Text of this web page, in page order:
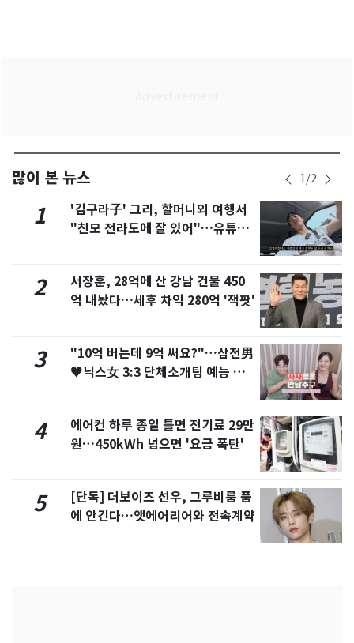
많이 본 뉴스 1/2
1
'김구라子' 그리, 할머니외 여행서
"친모 전라도에 잘 있어"…유튜브
2
서장훈, 28억에 산 강남 건물 450
억 내놨다…세후 차익 280억 '잭팟'
3
"10억 버는데 9억 써요?"…삼전男
♥닉스女 3:3 단체소개팅 예능 화
4
에어컨 하루 종일 틀면 전기료 29만
원…450kWh 넘으면 '요금 폭탄'
5
[단독] 더보이즈 선우, 그루비룸 품
에 안긴다…앳에어리어와 전속계약